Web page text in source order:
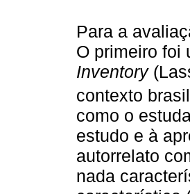
Para a
O primeiro foi
Inventory
contexto
como o
estudo e à
autorrelato
nada